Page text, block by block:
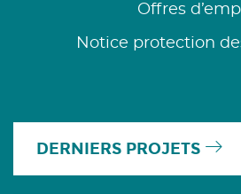
Offres
Notice protection
DERNIERS PROJETS